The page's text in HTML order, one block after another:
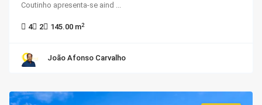
Coutinho apresenta-se aind ...
4 2 145.00 m2
João Afonso Carvalho